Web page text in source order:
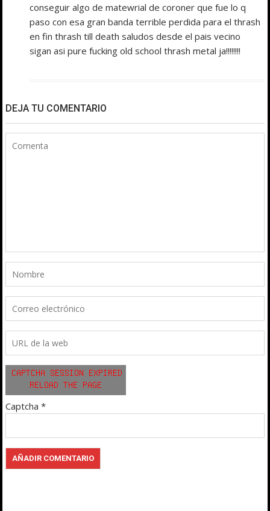
conseguir algo de matewrial de coroner que fue lo q
paso con esa gran banda terrible perdida para el thrash
en fin thrash till death saludos desde el pais vecino
sigan asi pure fucking old school thrash metal ja!!!!!!!!
DEJA TU COMENTARIO
Captcha *